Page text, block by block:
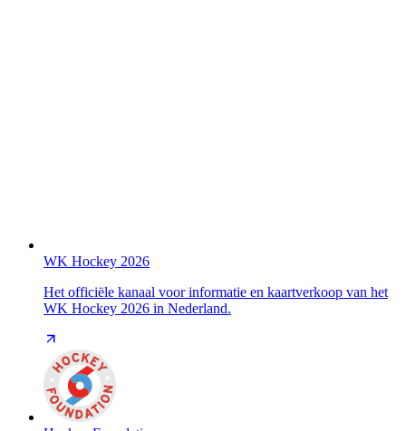
WK Hockey 2026
Het officiële kanaal voor informatie en kaartverkoop van het
WK Hockey 2026 in Nederland.